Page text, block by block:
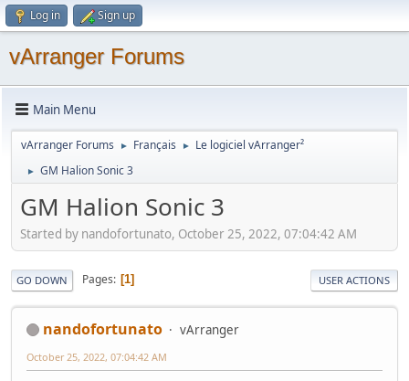
Log in Sign up
vArranger Forums
Main Menu
vArranger Forums ► Français ► Le logiciel vArranger²
► GM Halion Sonic 3
GM Halion Sonic 3
Started by nandofortunato, October 25, 2022, 07:04:42 AM
GO DOWN Pages 1 USER ACTIONS
nandofortunato vArranger
October 25, 2022, 07:04:42 AM